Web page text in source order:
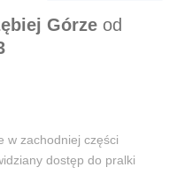
Górze od
w zachodniej części
dostęp do pralki